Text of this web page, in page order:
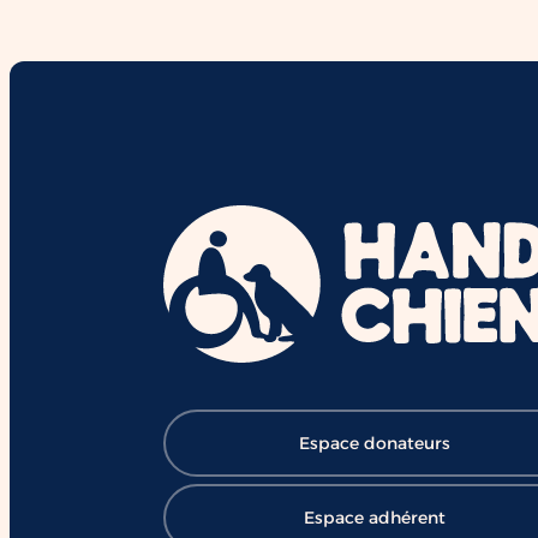
mois de formation,
chaque jour à ouvrir le chemin de la
réussite et de l'inclusion ❤️ 👉
Soutenir HANDI'CHIENS :
https://lnkd.in/eBV53T_7
#HANDICHIENS
#RéussiteScolaire #Inclusion
#ChangerDesVies
Espace donateurs
Espace adhérent